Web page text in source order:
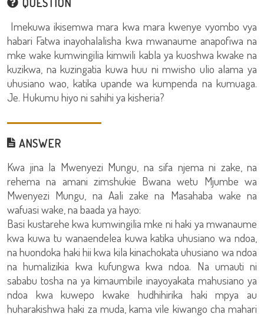
Imekuwa ikisemwa mara kwa mara kwenye vyombo vya
habari Fatwa inayohalalisha kwa mwanaume anapofiwa na
mke wake kumwingilia kimwili kabla ya kuoshwa kwake na
kuzikwa, na kuzingatia kuwa huu ni mwisho ulio alama ya
uhusiano wao, katika upande wa kumpenda na kumuaga.
Je. Hukumu hiyo ni sahihi ya kisheria?
ANSWER
Kwa jina la Mwenyezi Mungu, na sifa njema ni zake, na
rehema na amani zimshukie Bwana wetu Mjumbe wa
Mwenyezi Mungu, na Aali zake na Masahaba wake na
wafuasi wake, na baada ya hayo:
Basi kustarehe kwa kumwingilia mke ni haki ya mwanaume
kwa kuwa tu wanaendelea kuwa katika uhusiano wa ndoa,
na huondoka haki hii kwa kila kinachokata uhusiano wa ndoa
na humalizikia kwa kufungwa kwa ndoa. Na umauti ni
sababu tosha na ya kimaumbile inayoyakata mahusiano ya
ndoa kwa kuwepo kwake hudhihirika haki mpya au
huharakishwa haki za muda, kama vile kiwango cha mahari